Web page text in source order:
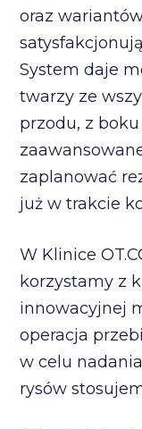
oraz
System daje
twarzy ze
przodu, z
zaplanować
już w trakcie
W Klinice
korzystamy z
innowacyjnej
operacja
w celu
rysów